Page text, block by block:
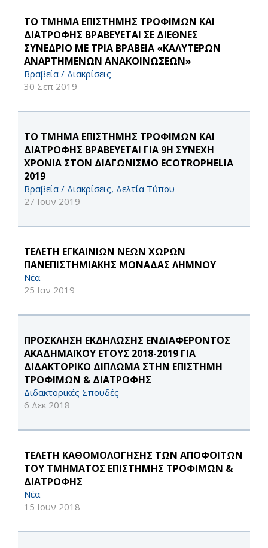
ΤΟ ΤΜΗΜΑ ΕΠΙΣΤΗΜΗΣ ΤΡΟΦΙΜΩΝ ΚΑΙ
ΔΙΑΤΡΟΦΗΣ ΒΡΑΒΕΥΕΤΑΙ ΣΕ ΔΙΕΘΝΕΣ
ΣΥΝΕΔΡΙΟ ME ΤΡΙΑ ΒΡΑΒΕΙΑ «ΚΑΛΥΤΕΡΩΝ
ΑΝΑΡΤΗΜΕΝΩΝ ΑΝΑΚΟΙΝΩΣΕΩΝ»
Βραβεία / Διακρίσεις
30 Σεπ 2019
ΤΟ ΤΜΗΜΑ ΕΠΙΣΤΗΜΗΣ ΤΡΟΦΙΜΩΝ ΚΑΙ
ΔΙΑΤΡΟΦΗΣ ΒΡΑΒΕΥΕΤΑΙ ΓΙΑ 9Η ΣΥΝΕΧΗ
ΧΡΟΝΙΑ ΣΤΟΝ ΔΙΑΓΩΝΙΣΜΟ ECOTROPHELIA
2019
Βραβεία / Διακρίσεις, Δελτία Τύπου
27 Ιουν 2019
ΤΕΛΕΤΗ ΕΓΚΑΙΝΙΩΝ ΝΕΩΝ ΧΩΡΩΝ
ΠΑΝΕΠΙΣΤΗΜΙΑΚΗΣ ΜΟΝΑΔΑΣ ΛΗΜΝΟΥ
Νέα
25 Ιαν 2019
ΠΡΟΣΚΛΗΣΗ ΕΚΔΗΛΩΣΗΣ ΕΝΔΙΑΦΕΡΟΝΤΟΣ
ΑΚΑΔΗΜΑΪΚΟΥ ΕΤΟΥΣ 2018-2019 ΓΙΑ
ΔΙΔΑΚΤΟΡΙΚΟ ΔΙΠΛΩΜΑ ΣΤΗΝ ΕΠΙΣΤΗΜΗ
ΤΡΟΦΙΜΩΝ & ΔΙΑΤΡΟΦΗΣ
Διδακτορικές Σπουδές
6 Δεκ 2018
ΤΕΛΕΤΗ ΚΑΘΟΜΟΛΟΓΗΣΗΣ ΤΩΝ ΑΠΟΦΟΙΤΩΝ
ΤΟΥ ΤΜΗΜΑΤΟΣ ΕΠΙΣΤΗΜΗΣ ΤΡΟΦΙΜΩΝ &
ΔΙΑΤΡΟΦΗΣ
Νέα
15 Ιουν 2018